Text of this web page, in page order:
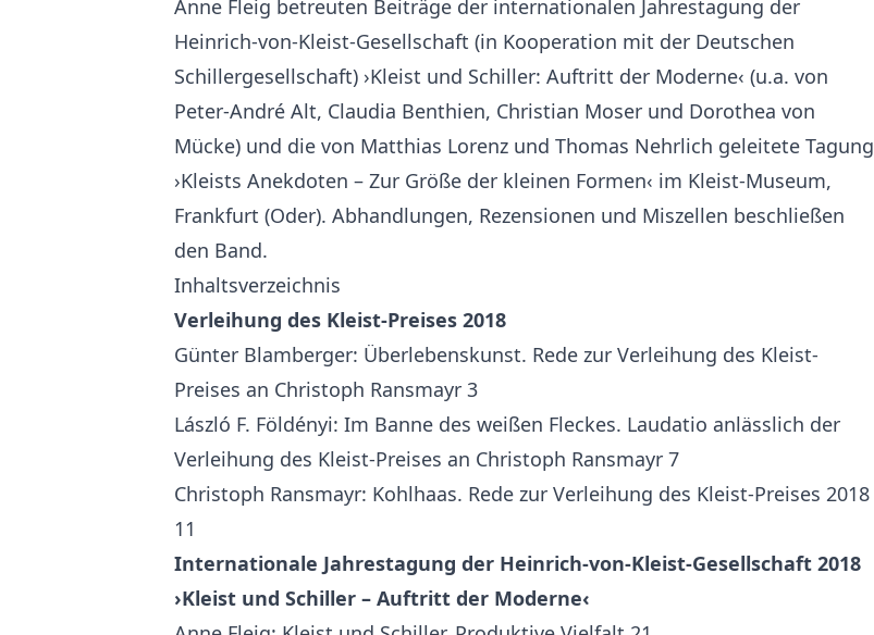
Anne Fleig betreuten Beiträge der internationalen Jahrestagung der
Heinrich-von-Kleist-Gesellschaft (in Kooperation mit der Deutschen
Schillergesellschaft) ›Kleist und Schiller: Auftritt der Moderne‹ (u.a. von
Peter-André Alt, Claudia Benthien, Christian Moser und Dorothea von
Mücke) und die von Matthias Lorenz und Thomas Nehrlich geleitete Tagung
›Kleists Anekdoten – Zur Größe der kleinen Formen‹ im Kleist-Museum,
Frankfurt (Oder). Abhandlungen, Rezensionen und Miszellen beschließen
den Band.
Inhaltsverzeichnis
Verleihung des Kleist-Preises 2018
Günter Blamberger: Überlebenskunst. Rede zur Verleihung des Kleist-
Preises an Christoph Ransmayr 3
László F. Földényi: Im Banne des weißen Fleckes. Laudatio anlässlich der
Verleihung des Kleist-Preises an Christoph Ransmayr 7
Christoph Ransmayr: Kohlhaas. Rede zur Verleihung des Kleist-Preises 2018
11
Internationale Jahrestagung der Heinrich-von-Kleist-Gesellschaft 2018
›Kleist und Schiller – Auftritt der Moderne‹